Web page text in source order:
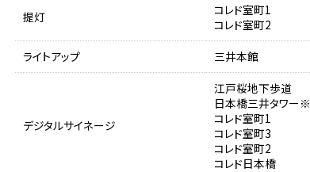
提灯
コレド室町1
コレド室町2
ライトアップ
三井本館
デジタルサイネージ
江戸桜地下歩道
日本橋三井タワー※
コレド室町1
コレド室町3
コレド室町2
コレド日本橋